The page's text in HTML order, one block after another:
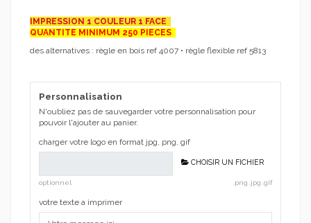
IMPRESSION 1 COULEUR 1 FACE
QUANTITE MINIMUM 250 PIECES
des alternatives : règle en bois ref 4007 • règle flexible ref 5813
Personnalisation
N'oubliez pas de sauvegarder votre personnalisation pour
pouvoir l'ajouter au panier.
charger votre logo en format jpg, png, gif
CHOISIR UN FICHIER
optionnel .png .jpg .gif
votre texte a imprimer